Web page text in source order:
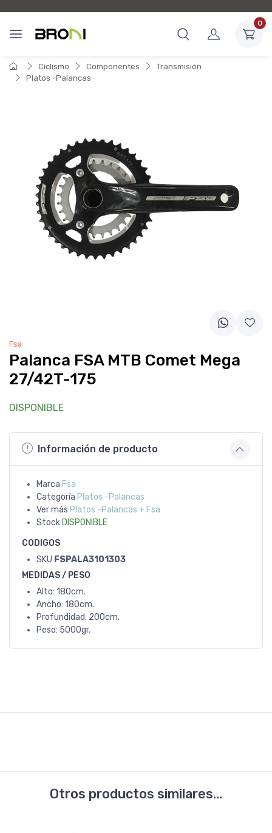
0
Ciclismo Componentes
Transmisión
Platos -Palancas
Fsa
Palanca FSA MTB Comet Mega
27/42T-175
DISPONIBLE
Información de producto
Marca Fsa
Categoría Platos -Palancas
Ver más Platos -Palancas + Fsa
Stock DISPONIBLE
CODIGOS
SKU FSPALA3101303
MEDIDAS / PESO
Alto: 180cm.
Ancho: 180cm.
Profundidad: 200cm.
Peso: 5000gr.
Otros productos similares...